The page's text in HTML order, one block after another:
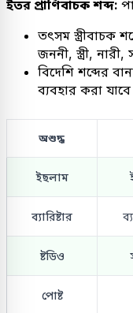
ইতর প্রাণিবাচক শব্দ:
তৎসম স্ত্রীবাচক
জননী, স্ত্রী, নারী,
বিদেশি শব্দের
ব্যবহার করা
অশুদ্ধ
ইছলাম
ব্যারিষ্টার
ষ্টডিও
পোষ্ট